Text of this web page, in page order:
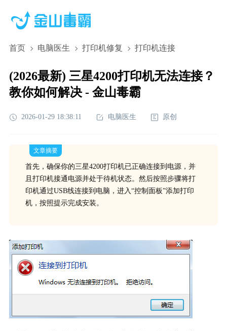
首页 电脑医生 打印机修复 打印机连接
(2026最新) 三星4200打印机无法连接？
教你如何解决 - 金山毒霸
2026-01-29 18:38:11 电脑医生 原创
文章摘要
首先，确保你的三星4200打印机已正确连接到电源，并
且打印机接通电源并处于待机状态。然后按照步骤将打
印机通过USB线连接到电脑，进入“控制面板”添加打印
机，按照提示完成安装。